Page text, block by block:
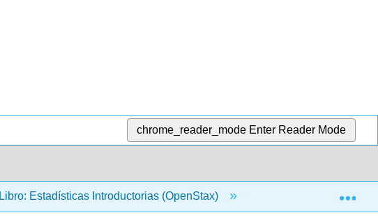
chrome_reader_mode Enter Reader Mode
Libro: Estadísticas Introductorias (OpenStax) 2: Estadística